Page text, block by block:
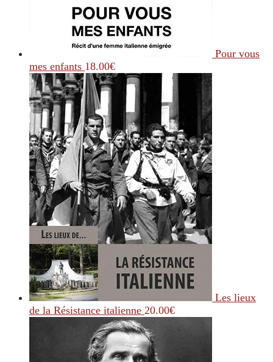
Pour vous
mes enfants 18.00€
Les lieux
de la Résistance italienne 20.00€